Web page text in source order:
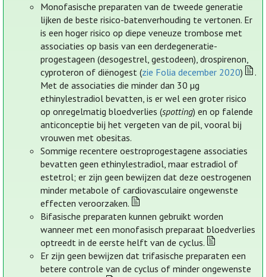
Monofasische preparaten van de tweede generatie
lijken de beste risico-batenverhouding te vertonen. Er
is een hoger risico op diepe veneuze trombose met
associaties op basis van een derdegeneratie-
progestageen (desogestrel, gestodeen), drospirenon,
cyproteron of diënogest (zie Folia december 2020)
.
Met de associaties die minder dan 30 µg
ethinylestradiol bevatten, is er wel een groter risico
op onregelmatig bloedverlies (spotting) en op falende
anticonceptie bij het vergeten van de pil, vooral bij
vrouwen met obesitas.
Sommige recentere oestroprogestagene associaties
bevatten geen ethinylestradiol, maar estradiol of
estetrol; er zijn geen bewijzen dat deze oestrogenen
minder metabole of cardiovasculaire ongewenste
effecten veroorzaken.
Bifasische preparaten kunnen gebruikt worden
wanneer met een monofasisch preparaat bloedverlies
optreedt in de eerste helft van de cyclus.
Er zijn geen bewijzen dat trifasische preparaten een
betere controle van de cyclus of minder ongewenste